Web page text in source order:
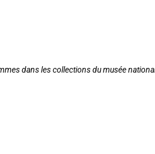
dans les collections du musée